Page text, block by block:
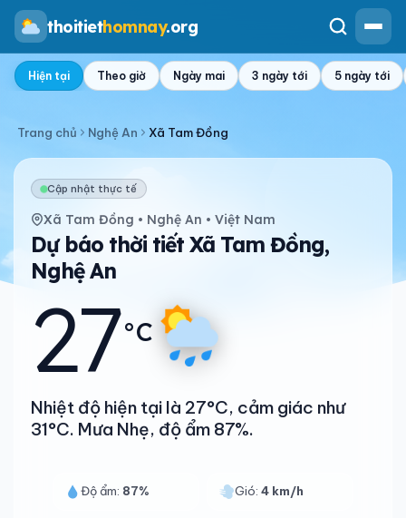
thoitiethomnay.org
Hiện tại Theo giờ Ngày mai 3 ngày tới 5 ngày tới
Trang chủ Nghệ An Xã Tam Đồng
Cập nhật thực tế
Xã Tam Đồng • Nghệ An • Việt Nam
Dự báo thời tiết Xã Tam Đồng,
Nghệ An
27°C
Nhiệt độ hiện tại là 27°C, cảm giác như
31°C. Mưa Nhẹ, độ ẩm 87%.
Độ ẩm: 87% Gió:4 km/h